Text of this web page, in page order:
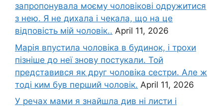
запропонувала моєму чоловікові одружитися
з нею. Я не дихала і чекала, що на це
відповість мій чоловік.. April 11, 2026
Марія впустила чоловіка в будинок, і трохи
пізніше до неї знову постукали. Той
представився як друг чоловіка сестри. Але ж
тоді ким був перший чоловік. April 11, 2026
У речах мами я знайшла див ні листи і